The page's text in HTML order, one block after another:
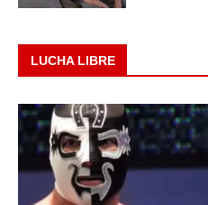
LUCHA LIBRE